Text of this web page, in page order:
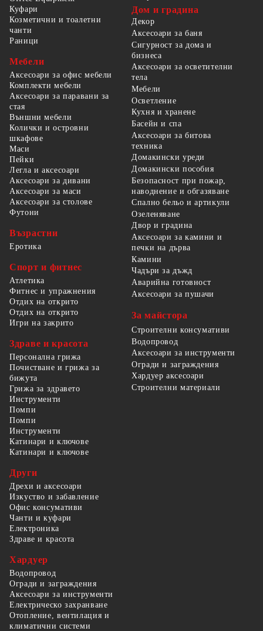
Куфари
Козметични и тоалетни
чанти
Раници
Мебели
Аксесоари за офис мебели
Комплекти мебели
Аксесоари за паравани за
стая
Външни мебели
Колички и островни
шкафове
Маси
Пейки
Легла и аксесоари
Аксесоари за дивани
Аксесоари за маси
Аксесоари за столове
Футони
Възрастни
Еротика
Спорт и фитнес
Атлетика
Фитнес и упражнения
Отдих на открито
Отдих на открито
Игри на закрито
Здраве и красота
Персонална грижа
Почистване и грижа за
бижута
Грижа за здравето
Дом и градина
Декор
Аксесоари за баня
Сигурност за дома и
бизнеса
Аксесоари за осветителни
тела
Мебели
Осветление
Кухня и хранене
Басейн и спа
Аксесоари за битова
техника
Домакински уреди
Домакински пособия
Безопасност при пожар,
наводнение и обгазяване
Спално бельо и артикули
Озеленяване
Двор и градина
Аксесоари за камини и
печки на дърва
Камини
Чадъри за дъжд
Аварийна готовност
Аксесоари за пушачи
За майстора
Строителни консумативи
Водопровод
Аксесоари за инструменти
Огради и заграждения
Хардуер аксесоари
Строителни материали
Инструменти
Помпи
Помпи
Инструменти
Катинари и ключове
Катинари и ключове
Други
Дрехи и аксесоари
Изкуство и забавление
Офис консумативи
Чанти и куфари
Електроника
Здраве и красота
Хардуер
Водопровод
Огради и заграждения
Аксесоари за инструменти
Електрическо захранване
Отопление, вентилация и
климатични системи